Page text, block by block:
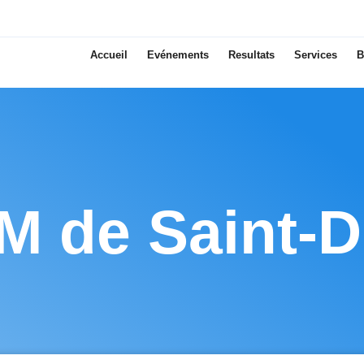
Accueil Evénements Resultats Services
de Saint-